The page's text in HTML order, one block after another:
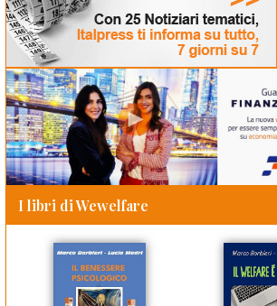
I libri di Wewelfare